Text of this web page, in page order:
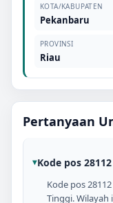
KOTA/KABUPATEN
Pekanbaru
PROVINSI
Riau
Pertanyaan
Kode pos
Kode pos
Tinggi. Wilayah